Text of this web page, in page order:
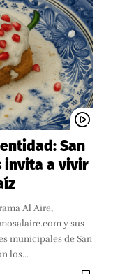
San
invita a vivir
Al Aire,
y sus
municipales de San
los…